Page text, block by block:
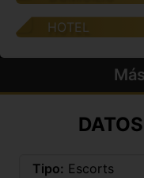
HOTEL
Tipo: Escorts